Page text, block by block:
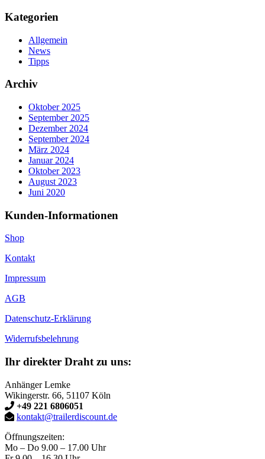
Kategorien
Allgemein
News
Tipps
Archiv
Oktober 2025
September 2025
Dezember 2024
September 2024
März 2024
Januar 2024
Oktober 2023
August 2023
Juni 2020
Kunden-Informationen
Shop
Kontakt
Impressum
AGB
Datenschutz-Erklärung
Widerrufsbelehrung
Ihr direkter Draht zu uns:
Anhänger Lemke
Wikingerstr. 66, 51107 Köln
+49 221 6806051
kontakt@trailerdiscount.de
Öffnungszeiten:
Mo – Do 9.00 – 17.00 Uhr